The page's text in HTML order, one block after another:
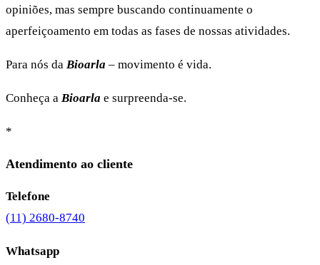
opiniões, mas sempre buscando continuamente o
aperfeiçoamento em todas as fases de nossas atividades.
Para nós da Bioarla – movimento é vida.
Conheça a Bioarla e surpreenda-se.
*
Atendimento ao cliente
Telefone
(11) 2680-8740
Whatsapp